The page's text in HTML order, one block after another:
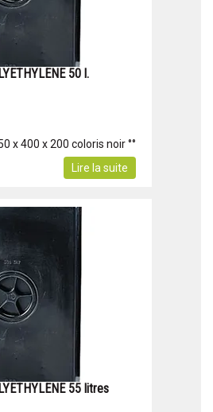
50 l.
x 400 x 200 coloris noir °°
Lire la suite
55 litres